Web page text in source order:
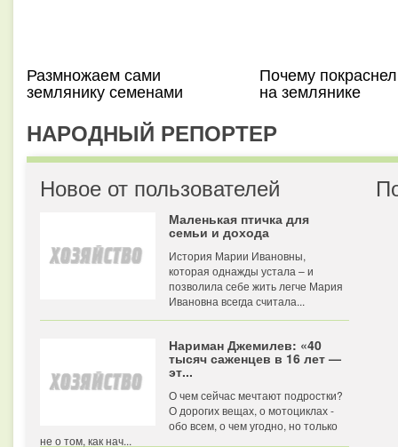
Размножаем сами
землянику семенами
Почему
на землянике
НАРОДНЫЙ РЕПОРТЕР
Новое от пользователей
Маленькая птичка для
семьи и дохода
История Марии Ивановны,
которая однажды устала – и
позволила себе жить легче Мария
Ивановна всегда считала...
Нариман Джемилев: «40
тысяч саженцев в 16 лет —
эт...
О чем сейчас мечтают подростки?
О дорогих вещах, о мотоциклах -
обо всем, о чем угодно, но только
не о том, как нач...